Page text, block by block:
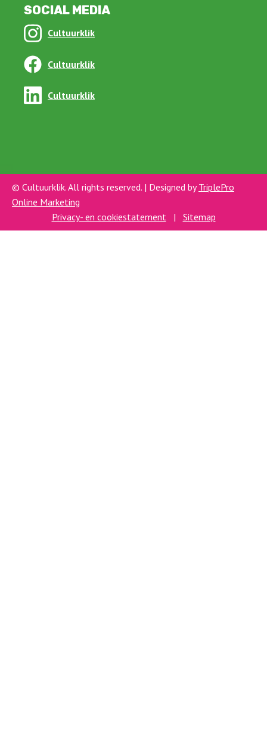
SOCIAL MEDIA
Cultuurklik
Cultuurklik
Cultuurklik
© Cultuurklik. All rights reserved. | Designed byTriplePro
Online Marketing
Privacy- en cookiestatement| Sitemap